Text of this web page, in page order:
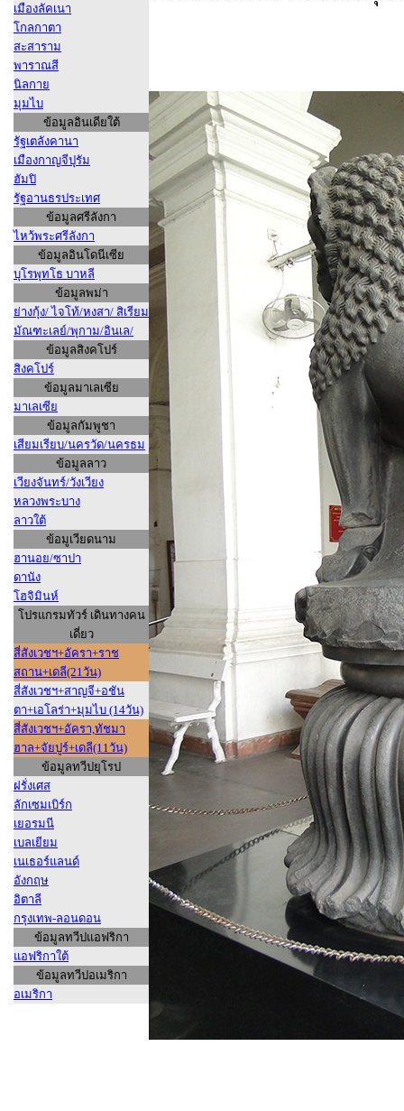
เมืองลัคเนา
โกลกาตา
สะสาราม
พาราณสี
นิลกาย
มุมไบ
ข้อมูลอินเดียใต้
รัฐเตลังคานา
เมืองกาญจีปุรัม
ฮัมปิ
รัฐอานธรประเทศ
ข้อมูลศรีลังกา
ไหว้พระศรีลังกา
ข้อมูลอินโดนีเซีย
บุโรพุทโธ บาหลี
ข้อมูลพม่า
ย่างกุ้ง/ ไจโท้/หงสา/ สิเรียม
มัณฑะเลย์/พุกาม/อินเล/
ข้อมูลสิงคโปร์
สิงคโปร์
ข้อมูลมาเลเซีย
มาเลเซีย
ข้อมูลกัมพูชา
เสียมเรียบ/นครวัด/นครธม
ข้อมูลลาว
เวียงจันทร์/วังเวียง
หลวงพระบาง
ลาวใต้
ข้อมูเวียดนาม
ฮานอย/ซาปา
ดานัง
โฮจิมินห์
โปรแกรมทัวร์ เดินทางคน
เดี่ยว
สี่สังเวชฯ+อัครา+ราช
สถาน+เดลี(21วัน)
สี่สังเวชฯ+สาญจี+อชัน
ตา+เอโลร่า+มุมไบ (14วัน)
สี่สังเวชฯ+อัครา,ทัชมา
ฮาล+จัยปูร์+เดลี(11วัน)
ข้อมูลทวีปยุโรป
ฝรั่งเศส
ลักเซมเบิร์ก
เยอรมนี
เบลเยียม
เนเธอร์แลนด์
อังกฤษ
อิตาลี
กรุงเทพ-ลอนดอน
ข้อมูลทวีปแอฟริกา
แอฟริกาใต้
ข้อมูลทวีปอเมริกา
อเมริกา